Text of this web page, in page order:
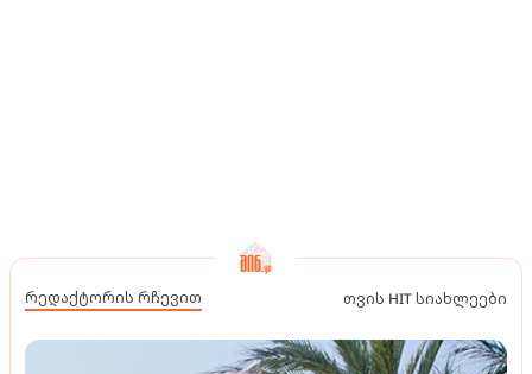
რედაქტორის რჩევით თვის HIT სიახლეები